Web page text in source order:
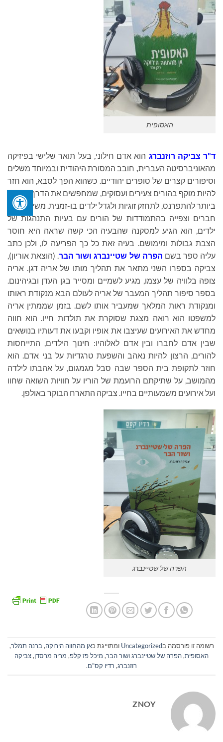
האסופית
ד"ר צביקה רוזנברג הוא אדם חילוני, בעל תואר שלישי בפיזיקה
מהאוניברסיטה העברית, חובב המסורת היהודית ובמיוחד משלים
וסיפורים קצרים של סופרים יהודיים. כשהוא הפך לסבא, הוא חזר
להיות מוקף בהורים צעירים ועסוקים, שמחפשים את הדרך הטובה
ביותר להתפרנס, לתחזק זוגיות ולגדל ילדים בו-זמנית. משיחות עם
חברים וצפייה בהתמודדות של הורים עם בעיות התנהגות של
ילדים, הוא הגיע למסקנה שהבעיה הכי קשה שראה היא חוסר
הצבת גבולות ומימושם. בעיה זאת כל כך הפריעה לו, ולכן כתב
עליה ספר בשם הפרה של שטיינברג ושור הבר. (הוצאת אוריון),
צביקה בספרו השני מתאר את תהליך מותו של אריה דגן. אריה
צופה בלוויה של עצמו, מגיע לשמיים ומסייר בגן העדן ובגיהינום.
בספר סיפור תהליך המעבר של אריה לעולם הבא מנקודת ראותו
ומנקודת ראות המלאך שמעביר אותו לשם. בזמן שממתין אריה
למשפטו הוא רואה מצגת שסוקרת את תולדות חייו. הוא חווה
מחדש את האירועים שעיצבו את אופיו וקבעו את דעותיו בנושאים
שבין אדם לחברו ובין אדם לאלוהיו: חינוך הילדים, התייחסות
להורים, הרצון להיות נאהב והשפעת טרגדיות על בני אדם. הוא
חוזר לתקופת בית הספר שבה סבל מגמגום, על אהבתו לילדה
מהמושב, על שתיקתם הרועמת של הוריו על חוויות השואה שחוו
ועל אירועים משמעותיים בחייו. צביקה התארח הבוקר באולפן.
הפרה של שטיינברג
רשומה זו פורסמה בUncategorized ומתוייגת כאן מהחווה הירוקה, ברנה תמלר,
האסופית,הפרה של שטיינברג ושור הבר, מיכל פז קלפ, מריה מרסדן,צביקה
רוזנברג, רדיו קס"ם.
ZNOY